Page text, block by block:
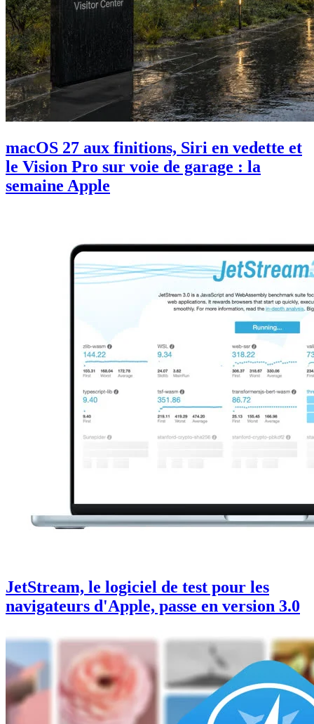
macOS 27 aux finitions, Siri en vedette et
le Vision Pro sur voie de garage : la
semaine Apple
JetStream, le logiciel de test pour les
navigateurs d'Apple, passe en version 3.0